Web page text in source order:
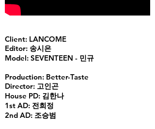
Client: LANCOME
Editor: 송시은
Model: SEVENTEEN - 민규
Production: Better-Taste
Director: 고인곤
House PD: 김한나
1st AD: 전희정
2nd AD: 조승범